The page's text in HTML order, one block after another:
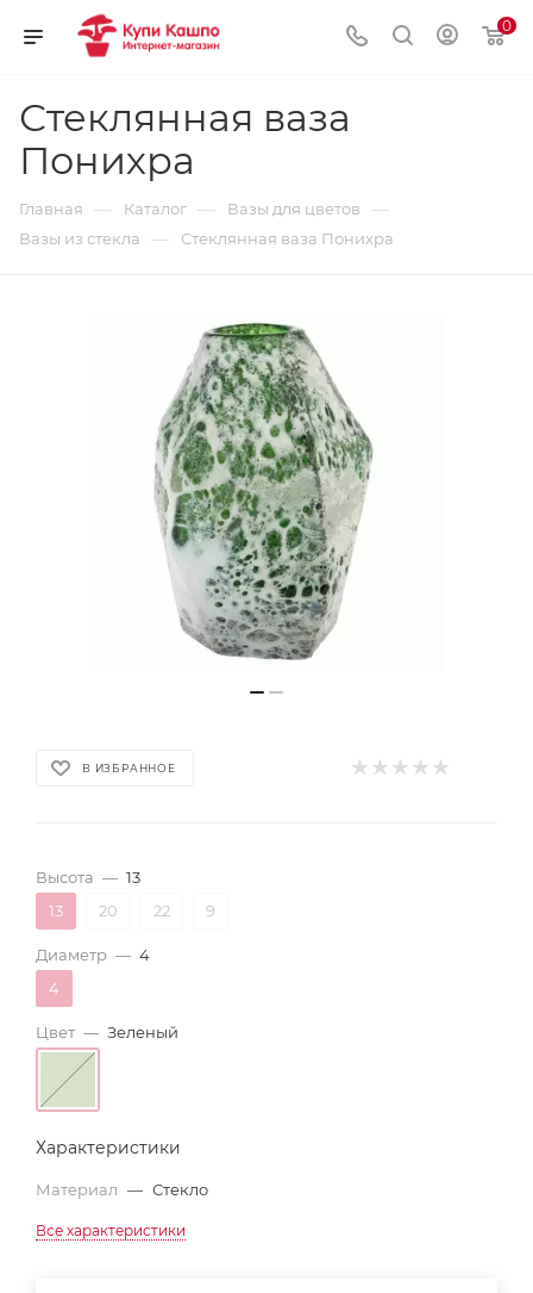
0
Стеклянная ваза
Понихра
Главная — Каталог — Вазы для цветов —
Вазы из стекла — Стеклянная ваза Понихра
В ИЗБРАННОЕ
Высота — 13
13
20 22 9
Диаметр — 4
4
Цвет — Зеленый
Характеристики
Материал — Стекло
Все характеристики